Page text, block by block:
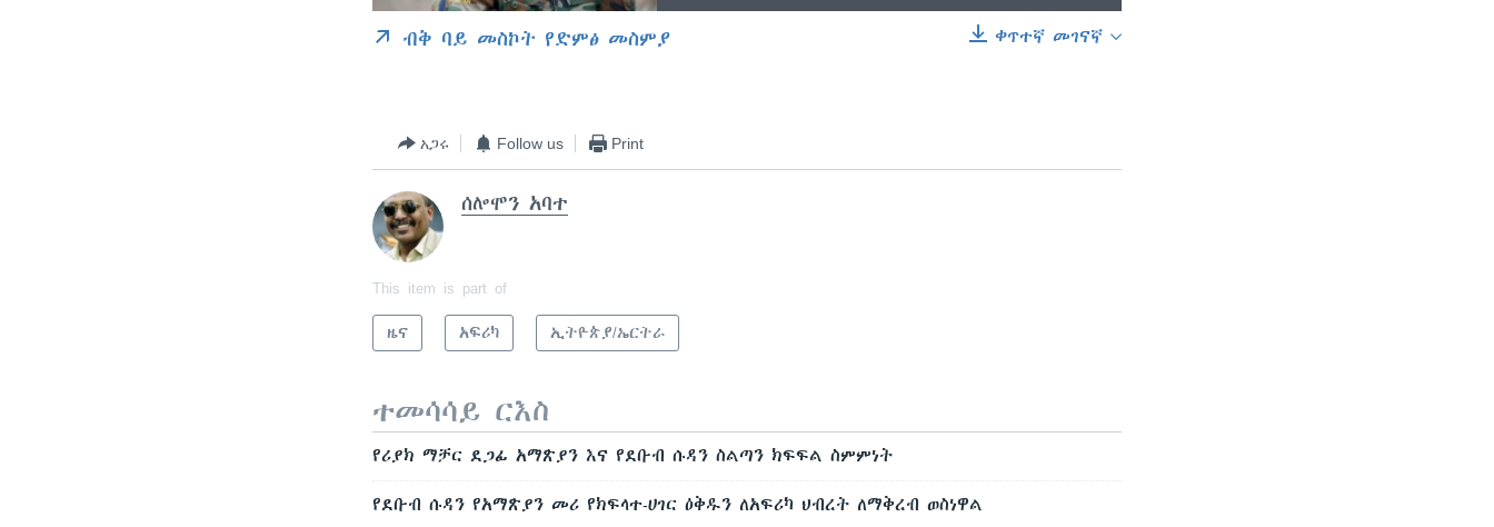
ቀጥተኛ መገናኛ
ብቅ ባይ መስኮት የድምፅ መስምያ
አጋሩ Follow us Print
ሰሎሞን አባተ
This item is part of
ዜና አፍሪካ ኢትዮጵያ/ኤርትራ
ተመሳሳይ ርእስ
የሪያክ ማቻር ደጋፊ አማጽያን እና የደቡብ ሱዳን ስልጣን ክፍፍል ስምምነት
የደቡብ ሱዳን የአማጽያን መሪ የክፍላተ-ሀገር ዕቅዱን ለአፍሪካ ህብረት ለማቅረብ ወስነዋል